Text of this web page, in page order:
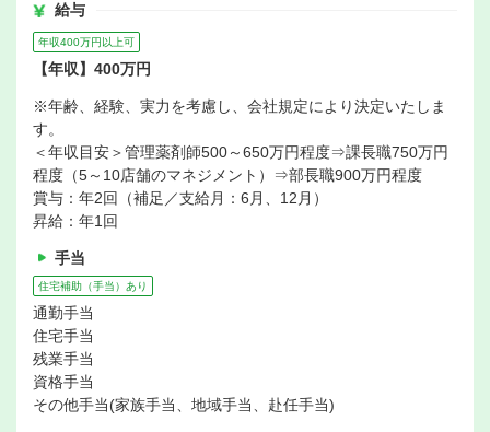
給与
年収400万円以上可
【年収】400万円
※年齢、経験、実力を考慮し、会社規定により決定いたしま
す。
＜年収目安＞管理薬剤師500～650万円程度⇒課長職750万円
程度（5～10店舗のマネジメント）⇒部長職900万円程度
賞与：年2回（補足／支給月：6月、12月）
昇給：年1回
手当
住宅補助（手当）あり
通勤手当
住宅手当
残業手当
資格手当
その他手当(家族手当、地域手当、赴任手当)